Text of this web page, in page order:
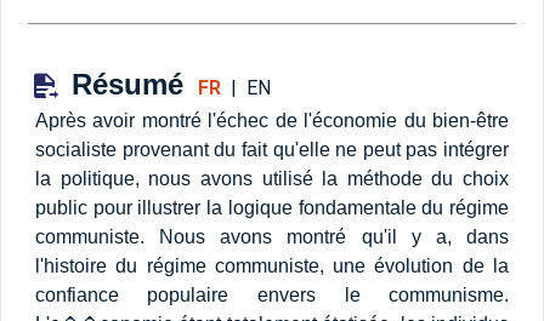
Résumé FR| EN
Après avoir montré l'échec de l'économie du bien-être
socialiste provenant du fait qu'elle ne peut pas intégrer
la politique, nous avons utilisé la méthode du choix
public pour illustrer la logique fondamentale du régime
communiste. Nous avons montré qu'il y a, dans
l'histoire du régime communiste, une évolution de la
confiance populaire envers le communisme.